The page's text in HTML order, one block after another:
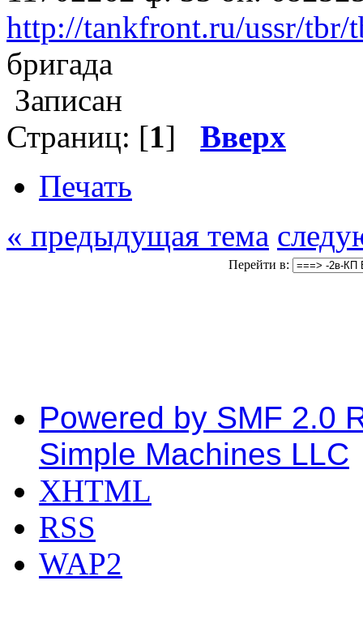
http://tankfront.ru/ussr/tbr/
бригада
Записан
Страниц: [1] Вверх
Печать
« предыдущая тема
Перейти в:
Powered by SMF 2.0
Simple Machines LLC
XHTML
RSS
WAP2